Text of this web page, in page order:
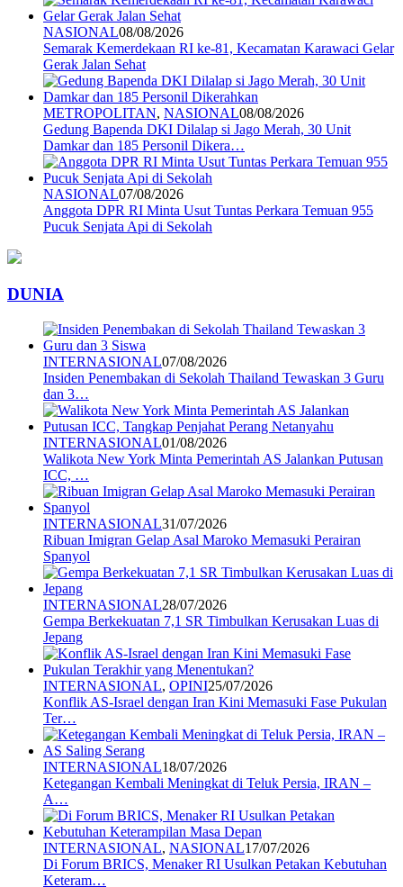
NASIONAL08/08/2026
Semarak Kemerdekaan RI ke-81, Kecamatan Karawaci Gelar
Gerak Jalan Sehat
METROPOLITAN, NASIONAL08/08/2026
Gedung Bapenda DKI Dilalap si Jago Merah, 30 Unit
Damkar dan 185 Personil Dikera…
NASIONAL07/08/2026
Anggota DPR RI Minta Usut Tuntas Perkara Temuan 955
Pucuk Senjata Api di Sekolah
DUNIA
INTERNASIONAL07/08/2026
Insiden Penembakan di Sekolah Thailand Tewaskan 3 Guru
dan 3…
INTERNASIONAL01/08/2026
Walikota New York Minta Pemerintah AS Jalankan Putusan
ICC, …
INTERNASIONAL31/07/2026
Ribuan Imigran Gelap Asal Maroko Memasuki Perairan
Spanyol
INTERNASIONAL28/07/2026
Gempa Berkekuatan 7,1 SR Timbulkan Kerusakan Luas di
Jepang
INTERNASIONAL, OPINI25/07/2026
Konflik AS-Israel dengan Iran Kini Memasuki Fase Pukulan
Ter…
INTERNASIONAL18/07/2026
Ketegangan Kembali Meningkat di Teluk Persia, IRAN –
A…
INTERNASIONAL, NASIONAL17/07/2026
Di Forum BRICS, Menaker RI Usulkan Petakan Kebutuhan
Keteram…